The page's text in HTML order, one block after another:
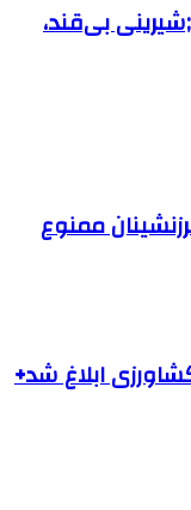
بی‌قند،
ممنوع
ابلاغ شد+